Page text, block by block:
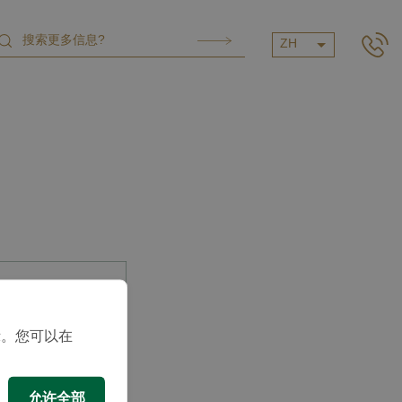
ZH
您可以在
允许全部